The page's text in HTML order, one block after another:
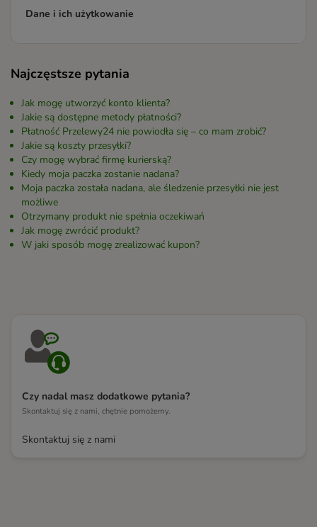
Dane i ich użytkowanie
Najczęstsze pytania
Jak mogę utworzyć konto klienta?
Jakie są dostępne metody płatności?
Płatność Przelewy24 nie powiodła się – co mam zrobić?
Jakie są koszty przesyłki?
Czy mogę wybrać firmę kurierską?
Kiedy moja paczka zostanie nadana?
Moja paczka została nadana, ale śledzenie przesyłki nie jest
możliwe
Otrzymany produkt nie spełnia oczekiwań
Jak mogę zwrócić produkt?
W jaki sposób mogę zrealizować kupon?
Czy nadal masz dodatkowe pytania?
Skontaktuj się z nami, chętnie pomożemy.
Skontaktuj się z nami